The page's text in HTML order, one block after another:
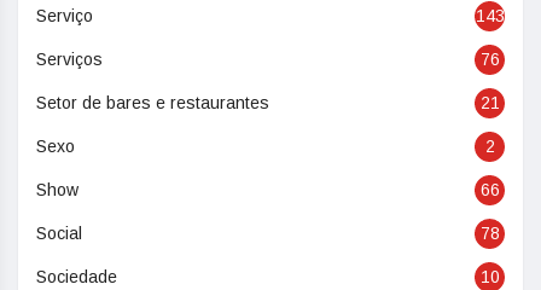
Serviço 143
Serviços 76
Setor de bares e restaurantes 21
Sexo 2
Show 66
Social 78
Sociedade 10